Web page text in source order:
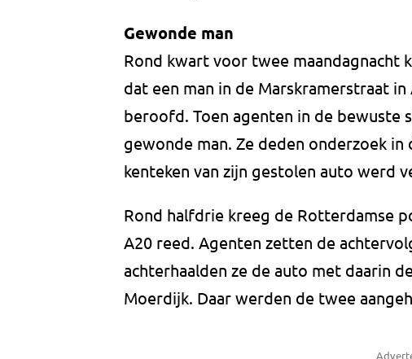
Gewonde man
Rond kwart voor twee maandagnacht
dat een man in de Marskramerstraat
beroofd. Toen agenten in de bewuste
gewonde man. Ze deden onderzoek
kenteken van zijn gestolen auto werd
Rond halfdrie kreeg de Rotterdamse
A20 reed. Agenten zetten de
achterhaalden ze de auto met daarin
Moerdijk. Daar werden de twee